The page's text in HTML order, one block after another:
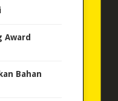
Award
Bahan